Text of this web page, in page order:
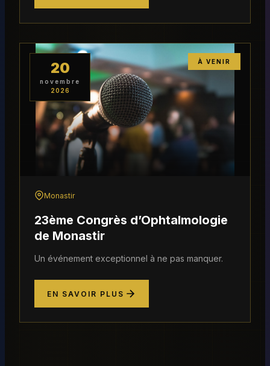
À VENIR
20
novembre
2026
Monastir
23ème Congrès d’Ophtalmologie
de Monastir
Un événement exceptionnel à ne pas manquer.
EN SAVOIR PLUS